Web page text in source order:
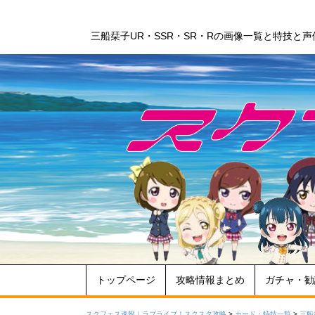
三船栞子UR・SSR・SR・Rの画像一覧と特技と
トップページ 攻略情報まとめ ガチャ・